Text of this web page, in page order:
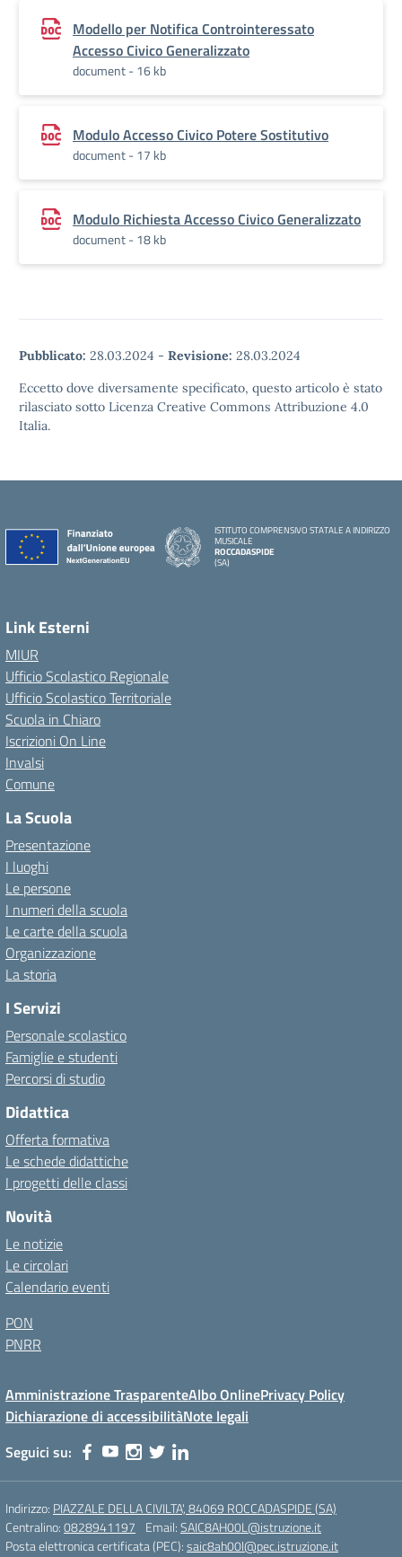
Modello per Notifica Controinteressato
Accesso Civico Generalizzato
document - 16 kb
Modulo Accesso Civico Potere Sostitutivo
document - 17 kb
Modulo Richiesta Accesso Civico Generalizzato
document - 18 kb
Pubblicato: 28.03.2024 - Revisione: 28.03.2024
Eccetto dove diversamente specificato, questo articolo è stato
rilasciato sotto Licenza Creative Commons Attribuzione 4.0
Italia.
ISTITUTO COMPRENSIVO STATALE A INDIRIZZO
MUSICALE
ROCCADASPIDE
(SA)
Link Esterni
MIUR
Ufficio Scolastico Regionale
Ufficio Scolastico Territoriale
Scuola in Chiaro
Iscrizioni On Line
Invalsi
Comune
La Scuola
Presentazione
I luoghi
Le persone
I numeri della scuola
Le carte della scuola
Organizzazione
La storia
I Servizi
Personale scolastico
Famiglie e studenti
Percorsi di studio
Didattica
Offerta formativa
Le schede didattiche
I progetti delle classi
Novità
Le notizie
Le circolari
Calendario eventi
PON
PNRR
Amministrazione TrasparenteAlbo OnlinePrivacy Policy
Dichiarazione di accessibilitàNote legali
Seguici su:
Indirizzo: PIAZZALE DELLA CIVILTA', 84069 ROCCADASPIDE (SA)
Centralino:0828941197 Email:SAIC8AH00L@istruzione.it
Posta elettronica certificata (PEC):saic8ah00l@pec.istruzione.it